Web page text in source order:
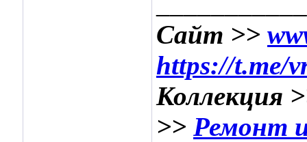
Сайт >>
https://t.me/
Коллекция
>> Ремонт